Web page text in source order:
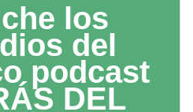
los
del
podcast
DEL